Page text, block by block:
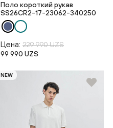
Поло короткий рукав
SS26CR2-17-23062-340250
Цена: 229 990 UZS
99 990 UZS
NEW